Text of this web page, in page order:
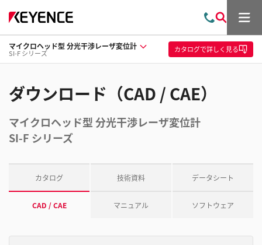
問
い
合
わ
索
メ
ュ
ー
マイクロヘッド型 分光干渉レーザ変位計
SI-F シリーズ カタログで詳しく見る
ダウンロード（CAD / CAE）
マイクロヘッド型 分光干渉レーザ変位計
SI-F シリーズ
カタログ 技術資料 データシート
CAD / CAE マニュアル ソフトウェア